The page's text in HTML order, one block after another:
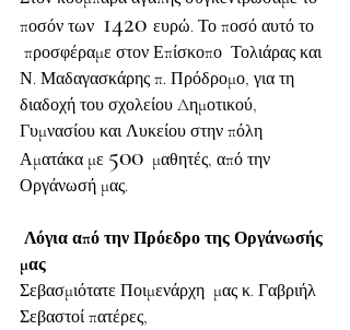
ποσόν των 1420 ευρώ. Το ποσό αυτό το
προσφέραμε στον Επίσκοπο  Τολιάρας και
Ν. Μαδαγασκάρης π. Πρόδρομο, για τη
διαδοχή του σχολείου Δημοτικού,
Γυμνασίου και Λυκείου στην πόλη
Αματάκα με 500 μαθητές, από την
Οργάνωσή μας.
μας
Σεβασμιότατε Ποιμενάρχη  μας κ. Γαβριήλ
Σεβαστοί πατέρες,